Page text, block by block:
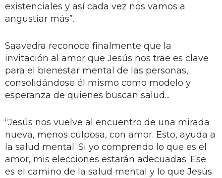
existenciales y así cada vez nos vamos a
angustiar más”.
Saavedra reconoce finalmente que la
invitación al amor que Jesús nos trae es clave
para el bienestar mental de las personas,
consolidándose él mismo como modelo y
esperanza de quienes buscan salud...
“Jesús nos vuelve al encuentro de una mirada
nueva, menos culposa, con amor. Esto, ayuda a
la salud mental. Si yo comprendo lo que es el
amor, mis elecciones estarán adecuadas. Ese
es el camino de la salud mental y lo que Jesús